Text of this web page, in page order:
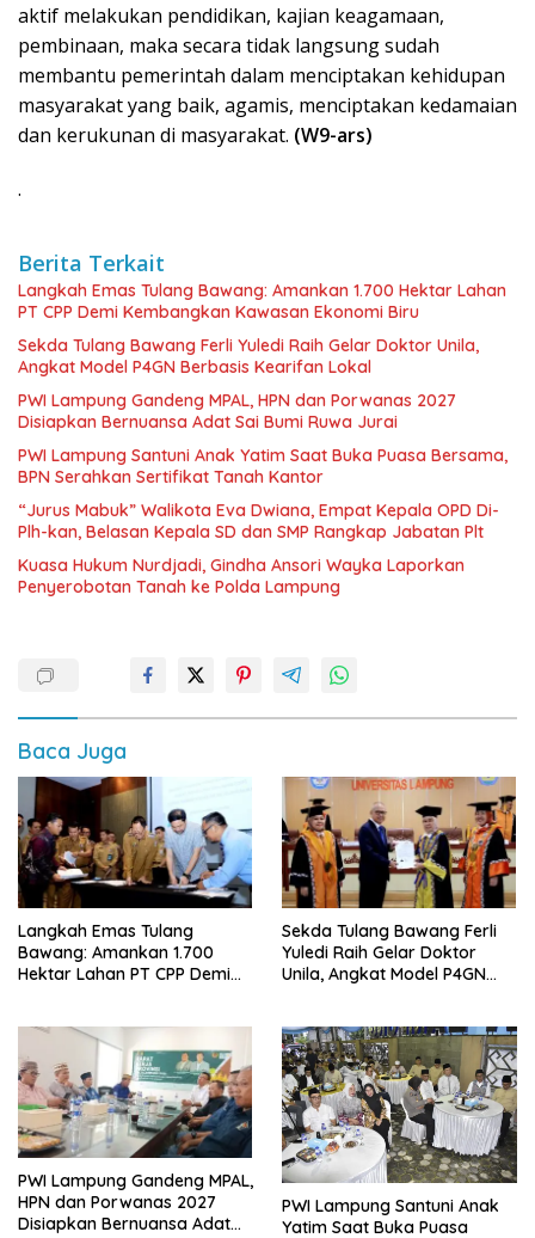
aktif melakukan pendidikan, kajian keagamaan,
pembinaan, maka secara tidak langsung sudah
membantu pemerintah dalam menciptakan kehidupan
masyarakat yang baik, agamis, menciptakan kedamaian
dan kerukunan di masyarakat. (W9-ars)
.
Berita Terkait
Langkah Emas Tulang Bawang: Amankan 1.700 Hektar Lahan
PT CPP Demi Kembangkan Kawasan Ekonomi Biru
Sekda Tulang Bawang Ferli Yuledi Raih Gelar Doktor Unila,
Angkat Model P4GN Berbasis Kearifan Lokal
PWI Lampung Gandeng MPAL, HPN dan Porwanas 2027
Disiapkan Bernuansa Adat Sai Bumi Ruwa Jurai
PWI Lampung Santuni Anak Yatim Saat Buka Puasa Bersama,
BPN Serahkan Sertifikat Tanah Kantor
“Jurus Mabuk” Walikota Eva Dwiana, Empat Kepala OPD Di-
Plh-kan, Belasan Kepala SD dan SMP Rangkap Jabatan Plt
Kuasa Hukum Nurdjadi, Gindha Ansori Wayka Laporkan
Penyerobotan Tanah ke Polda Lampung
Baca Juga
Langkah Emas Tulang
Bawang: Amankan 1.700
Hektar Lahan PT CPP Demi
Sekda Tulang Bawang Ferli
Yuledi Raih Gelar Doktor
Unila, Angkat Model P4GN
PWI Lampung Gandeng MPAL,
HPN dan Porwanas 2027
Disiapkan Bernuansa Adat
PWI Lampung Santuni Anak
Yatim Saat Buka Puasa